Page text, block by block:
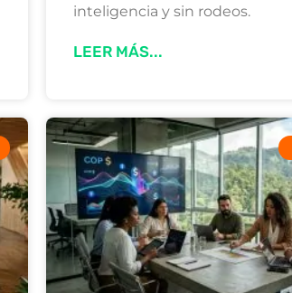
inteligencia y sin rodeos.
LEER MÁS...